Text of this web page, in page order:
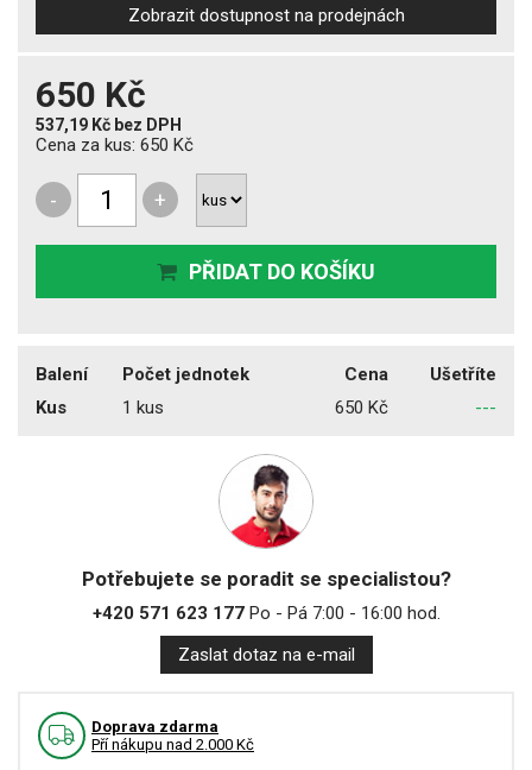
Zobrazit dostupnost na prodejnách
650 Kč
537,19 Kč bez DPH
Cena za kus: 650 Kč
- +
PŘIDAT DO KOŠÍKU
Balení Počet jednotek Cena
Ušetříte
Kus
1 kus 650 Kč ---
Potřebujete se poradit se specialistou?
+420 571 623 177Po - Pá 7:00 - 16:00 hod.
Zaslat dotaz na e-mail
Doprava zdarma
Pří nákupu nad 2.000 Kč